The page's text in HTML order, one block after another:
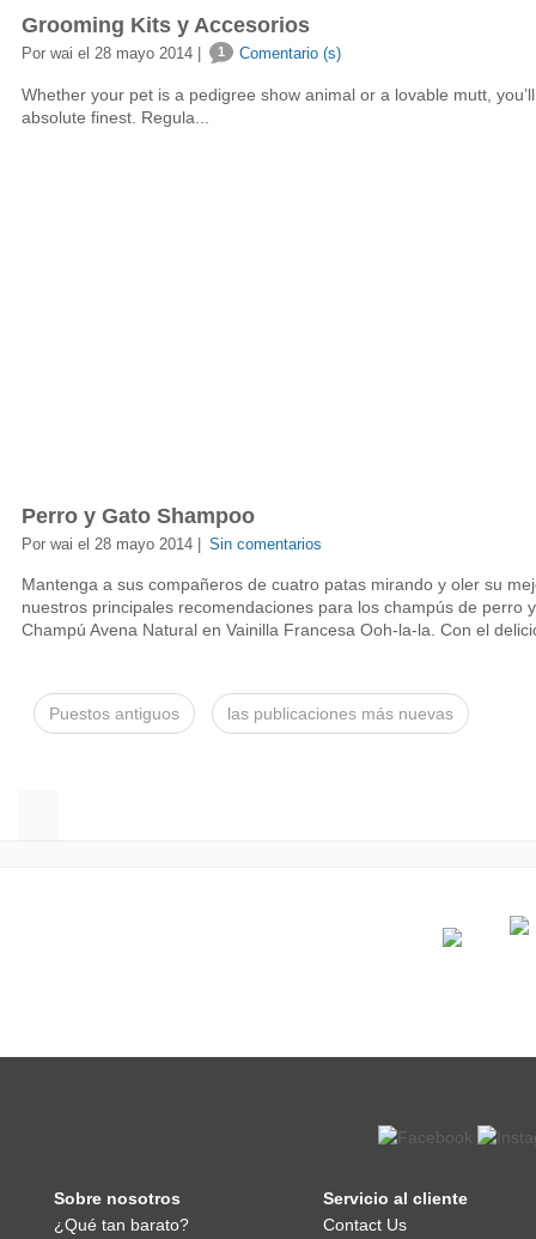
Grooming Kits y Accesorios
Por wai el 28 mayo 2014 | 1 Comentario (s)
Whether your pet is a pedigree show animal or a lovable mutt,
absolute finest. Regula...
Perro y Gato Shampoo
Por wai el 28 mayo 2014 | Sin comentarios
Mantenga a sus compañeros de cuatro patas mirando y oler su
nuestros principales recomendaciones para los champús de perro
Champú Avena Natural en Vainilla Francesa Ooh-la-la. Con el
Puestos antiguos las publicaciones más nuevas
Sobre nosotros
¿Qué tan barato?
Servicio al cliente
Contact Us